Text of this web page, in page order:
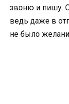
звоню и пишу.
ведь даже в
не было